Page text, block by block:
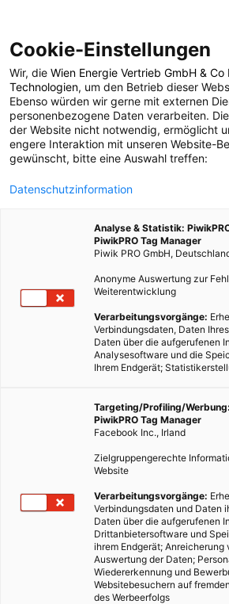
POSTS BY TAG
1 BEITRAG
Cookie-Einstellungen
Wir, die Wien Energie Vertrieb GmbH & Co
Technologien, um den Betrieb dieser
Ebenso würden wir gerne mit externen
personenbezogene Daten verarbeiten.
der Website nicht notwendig, ermöglicht
engere Interaktion mit unseren Website-
gewünscht, bitte eine Auswahl treffen:
Datenschutzinformation
Analyse & Statistik:
PiwikPRO Tag Manager
Piwik PRO GmbH,
Anonyme Auswertung zur
Weiterentwicklung
Verarbeitungsvorgänge:
Verbindungsdaten, Daten
Daten über die aufgerufenen
Analysesoftware und die
Ihrem Endgerät;
Targeting/Profiling/
PiwikPRO Tag Manager
Facebook Inc., Irland
Zielgruppengerechte
Website
Verarbeitungsvorgänge:
Verbindungsdaten und Daten
Daten über die aufgerufenen
Drittanbietersoftware und
ihrem Endgerät;
Auswertung der Daten;
Wiedererkennung und
Websitebesuchern auf
des Werbeerfolgs